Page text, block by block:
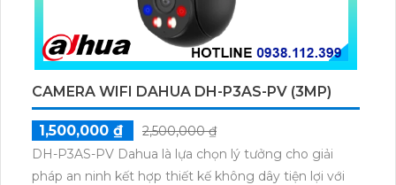
CAMERA WIFI DAHUA DH-P3AS-PV (3MP)
1,500,000 ₫
2,500,000 ₫
DH-P3AS-PV Dahua là lựa chọn lý tưởng cho giải
pháp an ninh kết hợp thiết kế không dây tiện lợi với